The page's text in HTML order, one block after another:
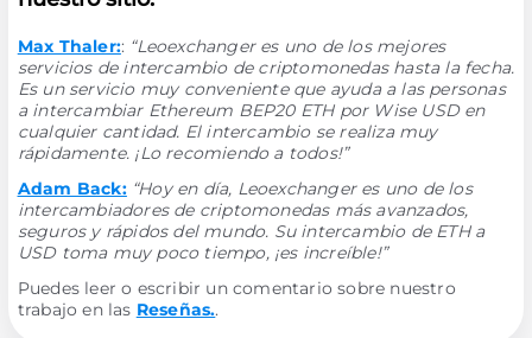
Max Thaler:: “Leoexchanger es uno de los mejores
servicios de intercambio de criptomonedas hasta la fecha.
Es un servicio muy conveniente que ayuda a las personas
a intercambiar Ethereum BEP20 ETH por Wise USD en
cualquier cantidad. El intercambio se realiza muy
rápidamente. ¡Lo recomiendo a todos!”
Adam Back: “Hoy en día, Leoexchanger es uno de los
intercambiadores de criptomonedas más avanzados,
seguros y rápidos del mundo. Su intercambio de ETH a
USD toma muy poco tiempo, ¡es increíble!”
Puedes leer o escribir un comentario sobre nuestro
trabajo en las Reseñas..